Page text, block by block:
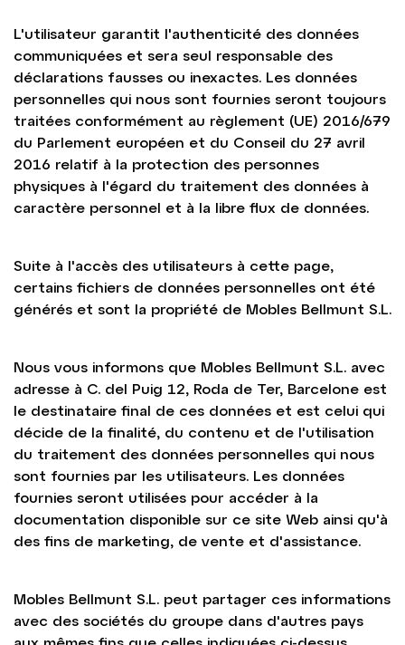
L'utilisateur garantit l'authenticité des données
communiquées et sera seul responsable des
déclarations fausses ou inexactes. Les données
personnelles qui nous sont fournies seront toujours
traitées conformément au règlement (UE) 2016/679
du Parlement européen et du Conseil du 27 avril
2016 relatif à la protection des personnes
physiques à l'égard du traitement des données à
caractère personnel et à la libre flux de données.
Suite à l'accès des utilisateurs à cette page,
certains fichiers de données personnelles ont été
générés et sont la propriété de Mobles Bellmunt S.L.
Nous vous informons que Mobles Bellmunt S.L. avec
adresse à C. del Puig 12, Roda de Ter, Barcelone est
le destinataire final de ces données et est celui qui
décide de la finalité, du contenu et de l'utilisation
du traitement des données personnelles qui nous
sont fournies par les utilisateurs. Les données
fournies seront utilisées pour accéder à la
documentation disponible sur ce site Web ainsi qu'à
des fins de marketing, de vente et d'assistance.
Mobles Bellmunt S.L. peut partager ces informations
avec des sociétés du groupe dans d'autres pays